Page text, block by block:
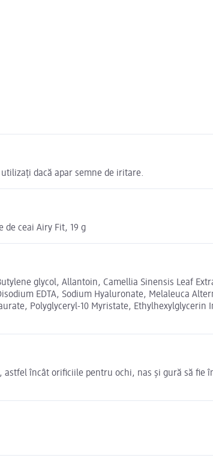
dacă apar semne de iritare.
de ceai Airy Fit, 19 g
glycol, Allantoin, Camellia Sinensis Leaf
EDTA, Sodium Hyaluronate, Melaleuca
Polyglyceryl-10 Myristate,
încât orificiile pentru ochi, nas și gură să fie